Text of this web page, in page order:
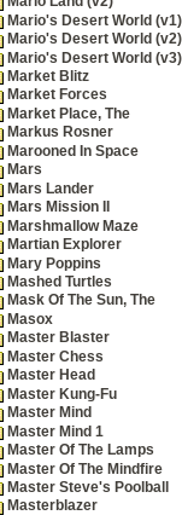
Mario's Desert World (v1)
Mario's Desert World (v2)
Mario's Desert World (v3)
Market Blitz
Market Forces
Market Place, The
Markus Rosner
Marooned In Space
Mars
Mars Lander
Mars Mission II
Marshmallow Maze
Martian Explorer
Mary Poppins
Mashed Turtles
Mask Of The Sun, The
Masox
Master Blaster
Master Chess
Master Head
Master Kung-Fu
Master Mind
Master Mind 1
Master Of The Lamps
Master Of The Mindfire
Master Steve's Poolball
Masterblazer